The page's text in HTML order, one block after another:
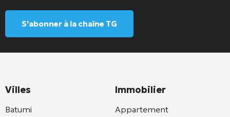
S'abonner à la chaîne TG
Villes
Batumi
Immobilier
Appartement